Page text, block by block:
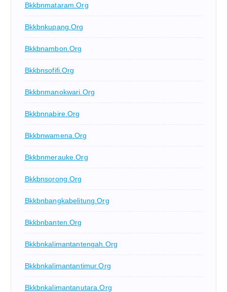
Bkkbnmataram.org
Bkkbnkupang.org
Bkkbnambon.org
Bkkbnsofifi.org
Bkkbnmanokwari.org
Bkkbnnabire.org
Bkkbnwamena.org
Bkkbnmerauke.org
Bkkbnsorong.org
Bkkbnbangkabelitung.org
Bkkbnbanten.org
Bkkbnkalimantantengah.org
Bkkbnkalimantantimur.org
Bkkbnkalimantanutara.org